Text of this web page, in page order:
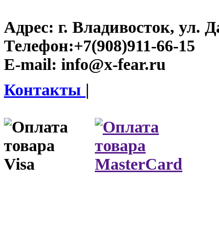
Адрес: г. Владивосток, ул.
Телефон:+7(908)911-66-15
E-mail: info@x-fear.ru
Контакты |